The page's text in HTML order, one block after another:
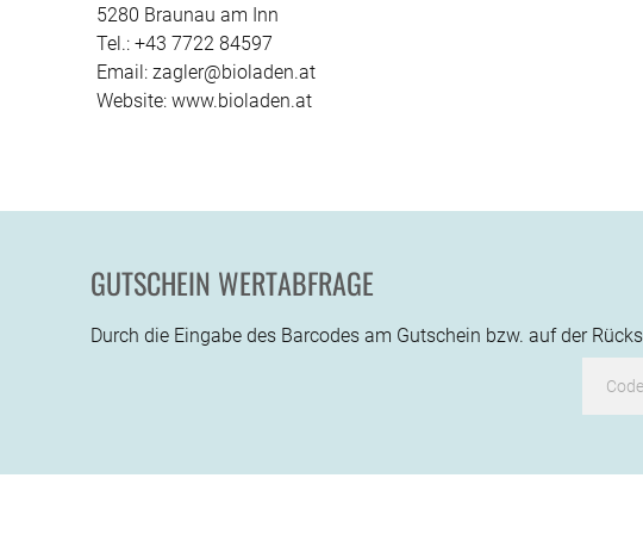
5280 Braunau am Inn
Tel.: +43 7722 84597
Email: zagler@bioladen.at
Website: www.bioladen.at
GUTSCHEIN WERTABFRAGE
Durch die Eingabe des Barcodes am Gutschein bzw. auf der